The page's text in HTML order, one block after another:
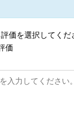
価を選択してくだ
価